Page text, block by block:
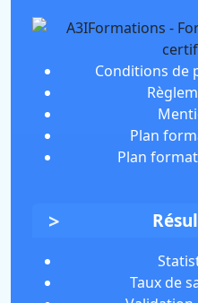
Conditions de
Plan
Plan
Taux de